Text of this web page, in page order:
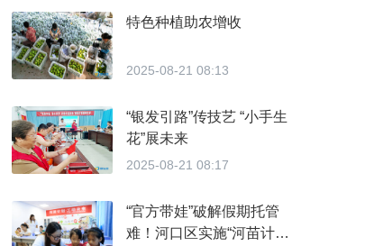
特色种植助农增收
2025-08-21 08:13
“银发引路”传技艺 “小手生
花”展未来
2025-08-21 08:17
“官方带娃”破解假期托管
难！河口区实施“河苗计